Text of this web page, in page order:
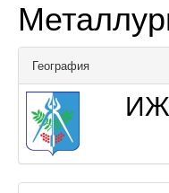
География